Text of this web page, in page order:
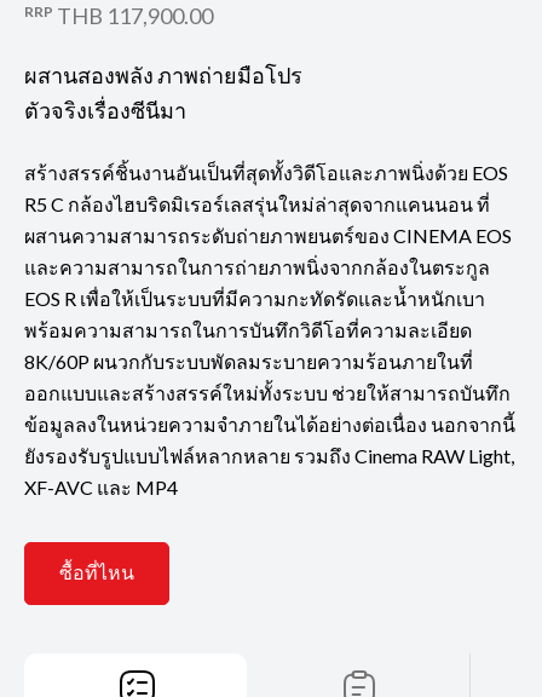
RRP THB 117,900.00
ผสานสองพลัง ภาพถ่ายมือโปร
ตัวจริงเรื่องซีนีมา
สร้างสรรค์ชิ้นงานอันเป็นที่สุดทั้งวิดีโอและภาพนิ่งด้วย EOS
R5 C กล้องไฮบริดมิเรอร์เลสรุ่นใหม่ล่าสุดจากแคนนอน ที่
ผสานความสามารถระดับถ่ายภาพยนตร์ของ CINEMA EOS
และความสามารถในการถ่ายภาพนิ่งจากกล้องในตระกูล
EOS R เพื่อให้เป็นระบบที่มีความกะทัดรัดและน้ำหนักเบา
พร้อมความสามารถในการบันทึกวิดีโอที่ความละเอียด
8K/60P ผนวกกับระบบพัดลมระบายความร้อนภายในที่
ออกแบบและสร้างสรรค์ใหม่ทั้งระบบ ช่วยให้สามารถบันทึก
ข้อมูลลงในหน่วยความจำภายในได้อย่างต่อเนื่อง นอกจากนี้
ยังรองรับรูปแบบไฟล์หลากหลาย รวมถึง Cinema RAW Light,
XF-AVC และ MP4
ซื้อที่ไหน